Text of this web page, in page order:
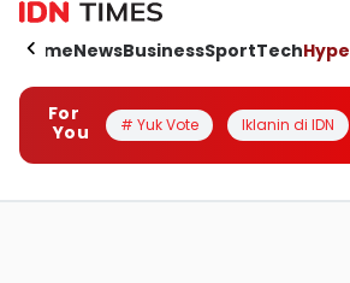
HomeNewsBusinessSportTechHype
For
You
# Yuk Vote Iklanin di IDN